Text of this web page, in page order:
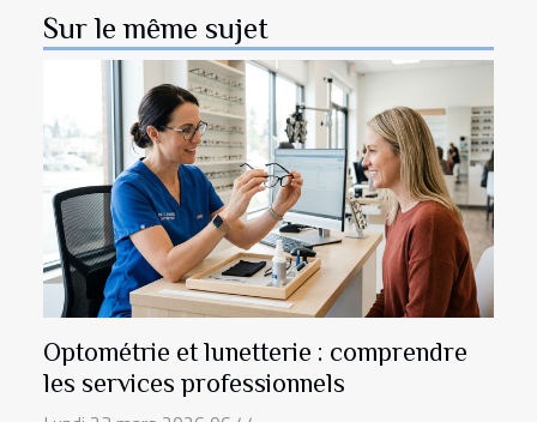
Sur le même sujet
Optométrie et lunetterie : comprendre
les services professionnels